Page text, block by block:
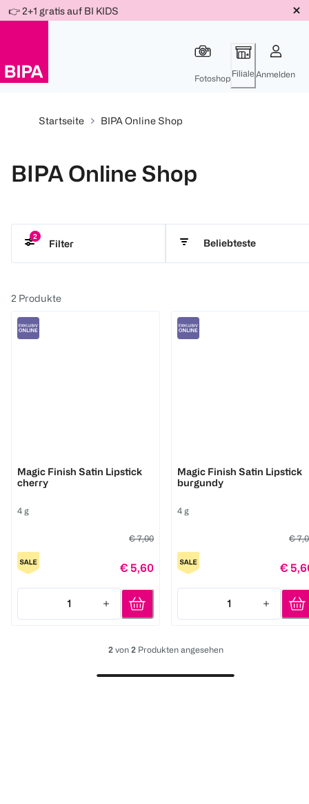
Für
Für
Für
Weiter
zum
👉 2+1 gratis auf BI KIDS
Fotoshop Filiale Anmelden
Startseite BIPA Online Shop
BIPA Online Shop
2
Filter Beliebteste
2 Produkte
Magic Finish Satin Lipstick
cherry
4 g
€ 7,00
€ 5,60
1
Quantity: 1
Magic Finish Satin Lipstick
burgundy
4 g
€
€
1
Quantity: 1
2 von2 Produkten angesehen